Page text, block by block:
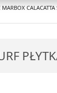
MARBOX